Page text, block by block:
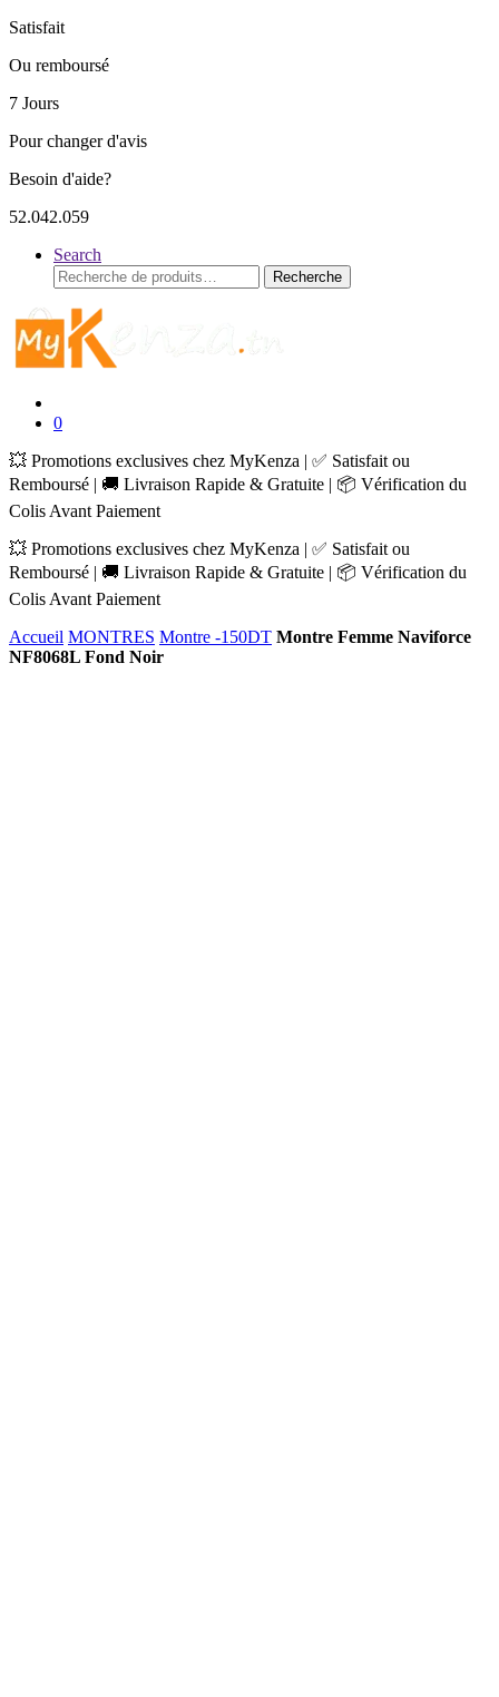
Satisfait
Ou remboursé
7 Jours
Pour changer d'avis
Besoin d'aide?
52.042.059
Search
Recherche
pour :
Recherche
0
💥 Promotions exclusives chez MyKenza | ✅ Satisfait ou
Remboursé | 🚚 Livraison Rapide & Gratuite | 📦 Vérification du
Colis Avant Paiement
💥 Promotions exclusives chez MyKenza | ✅ Satisfait ou
Remboursé | 🚚 Livraison Rapide & Gratuite | 📦 Vérification du
Colis Avant Paiement
Accueil MONTRES Montre -150DT Montre Femme Naviforce
NF8068L Fond Noir